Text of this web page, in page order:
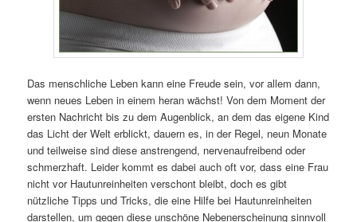
Das menschliche Leben kann eine Freude sein, vor allem dann,
wenn neues Leben in einem heran wächst! Von dem Moment der
ersten Nachricht bis zu dem Augenblick, an dem das eigene Kind
das Licht der Welt erblickt, dauern es, in der Regel, neun Monate
und teilweise sind diese anstrengend, nervenaufreibend oder
schmerzhaft. Leider kommt es dabei auch oft vor, dass eine Frau
nicht vor Hautunreinheiten verschont bleibt, doch es gibt
nützliche Tipps und Tricks, die eine Hilfe bei Hautunreinheiten
darstellen, um gegen diese unschöne Nebenerscheinung sinnvoll